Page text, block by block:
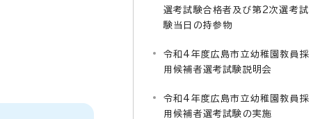
選考試験合格者及び第2次選考試
験当日の持参物
令和4年度広島市立幼稚園教員採
用候補者選考試験説明会
令和4年度広島市立幼稚園教員採
用候補者選考試験の実施